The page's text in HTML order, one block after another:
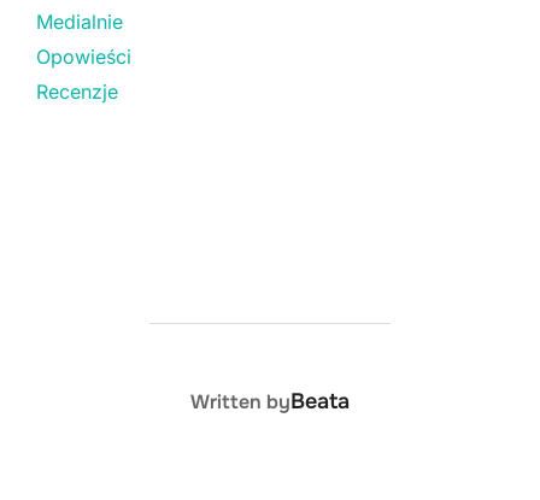
Medialnie
Opowieści
Recenzje
POST AUTHOR
Written byBeata